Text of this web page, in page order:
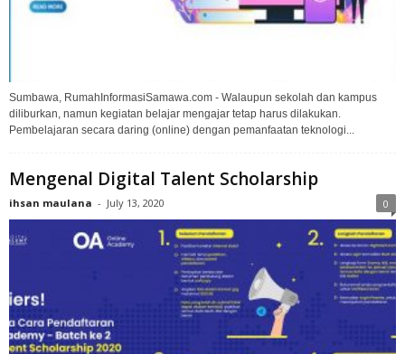
Sumbawa, RumahInformasiSamawa.com - Walaupun sekolah dan kampus
diliburkan, namun kegiatan belajar mengajar tetap harus dilakukan.
Pembelajaran secara daring (online) dengan pemanfaatan teknologi...
Mengenal Digital Talent Scholarship
ihsan maulana - July 13, 2020 0